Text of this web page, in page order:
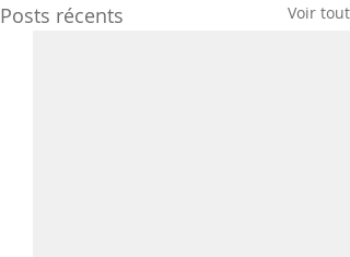
Posts récents Voir tout